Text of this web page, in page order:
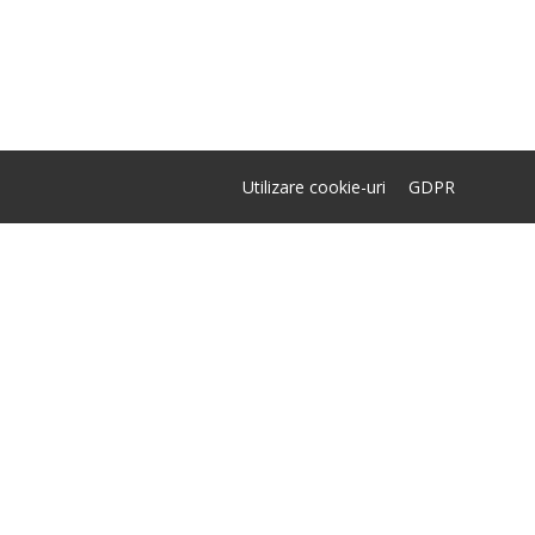
Utilizare cookie-uri GDPR